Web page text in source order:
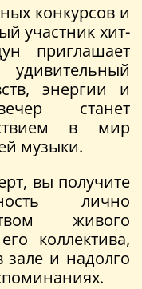
конкурсов и
участник хит-
приглашает
энергии и
станет
в мир
музыки.
вы получите
лично
живого
коллектива,
и надолго